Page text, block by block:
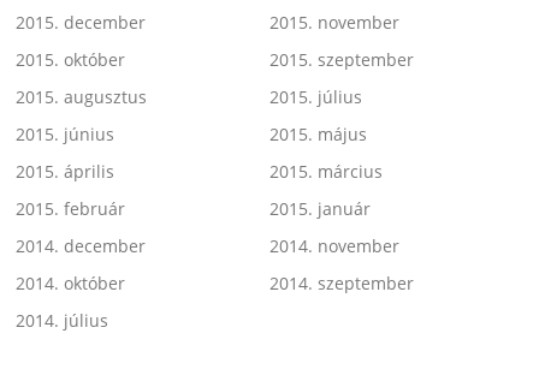
2015. december
2015. november
2015. október
2015. szeptember
2015. augusztus
2015. július
2015. június
2015. május
2015. április
2015. március
2015. február
2015. január
2014. december
2014. november
2014. október
2014. szeptember
2014. július